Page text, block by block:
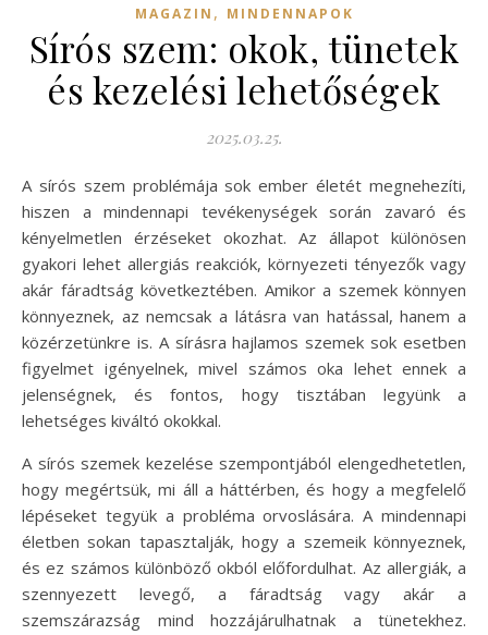
MAGAZIN , MINDENNAPOK
Sírós szem: okok, tünetek
és kezelési lehetőségek
2025.03.25.
A sírós szem problémája sok ember életét megnehezíti,
hiszen a mindennapi tevékenységek során zavaró és
kényelmetlen érzéseket okozhat. Az állapot különösen
gyakori lehet allergiás reakciók, környezeti tényezők vagy
akár fáradtság következtében. Amikor a szemek könnyen
könnyeznek, az nemcsak a látásra van hatással, hanem a
közérzetünkre is. A sírásra hajlamos szemek sok esetben
figyelmet igényelnek, mivel számos oka lehet ennek a
jelenségnek, és fontos, hogy tisztában legyünk a
lehetséges kiváltó okokkal.
A sírós szemek kezelése szempontjából elengedhetetlen,
hogy megértsük, mi áll a háttérben, és hogy a megfelelő
lépéseket tegyük a probléma orvoslására. A mindennapi
életben sokan tapasztalják, hogy a szemeik könnyeznek,
és ez számos különböző okból előfordulhat. Az allergiák, a
szennyezett levegő, a fáradtság vagy akár a
szemszárazság mind hozzájárulhatnak a tünetekhez.